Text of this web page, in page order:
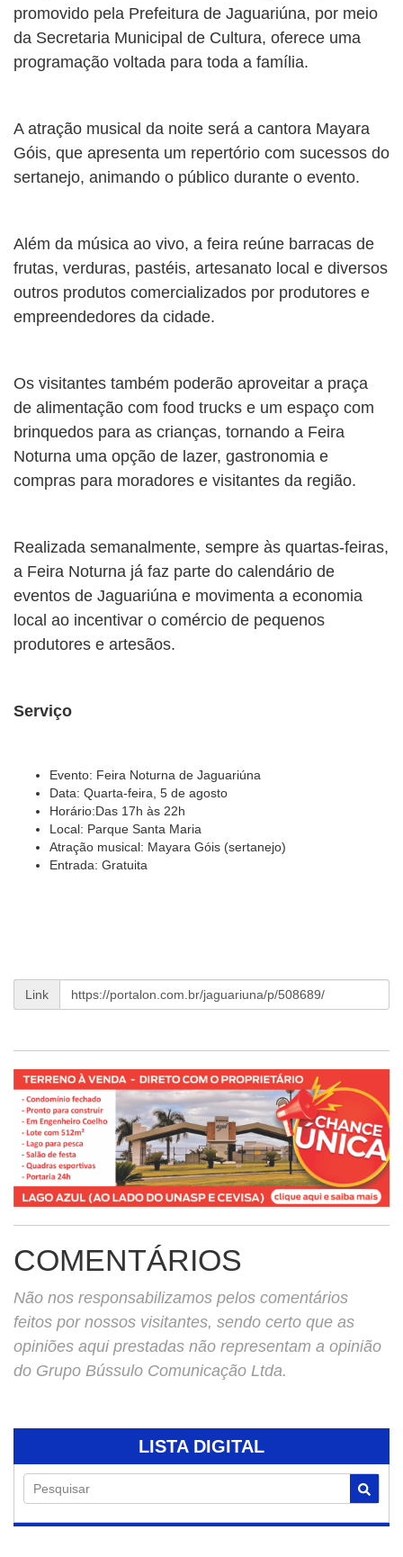
promovido pela Prefeitura de Jaguariúna, por meio
da Secretaria Municipal de Cultura, oferece uma
programação voltada para toda a família.
A atração musical da noite será a cantora Mayara
Góis, que apresenta um repertório com sucessos do
sertanejo, animando o público durante o evento.
Além da música ao vivo, a feira reúne barracas de
frutas, verduras, pastéis, artesanato local e diversos
outros produtos comercializados por produtores e
empreendedores da cidade.
Os visitantes também poderão aproveitar a praça
de alimentação com food trucks e um espaço com
brinquedos para as crianças, tornando a Feira
Noturna uma opção de lazer, gastronomia e
compras para moradores e visitantes da região.
Realizada semanalmente, sempre às quartas-feiras,
a Feira Noturna já faz parte do calendário de
eventos de Jaguariúna e movimenta a economia
local ao incentivar o comércio de pequenos
produtores e artesãos.
Serviço
Evento: Feira Noturna de Jaguariúna
Data: Quarta-feira, 5 de agosto
Horário:Das 17h às 22h
Local: Parque Santa Maria
Atração musical: Mayara Góis (sertanejo)
Entrada: Gratuita
Link
COMENTÁRIOS
Não nos responsabilizamos pelos comentários
feitos por nossos visitantes, sendo certo que as
opiniões aqui prestadas não representam a opinião
do Grupo Bússulo Comunicação Ltda.
LISTA DIGITAL
Pesquisar